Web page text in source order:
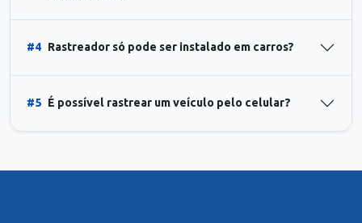
#4 Rastreador só pode ser instalado em carros?
#5 É possível rastrear um veículo pelo celular?